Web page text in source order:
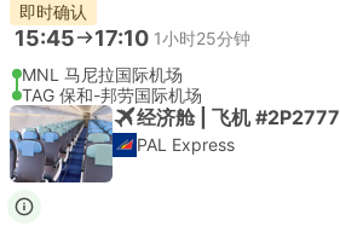
即时确认
15:45 17:10 1小时25分钟
MNL 马尼拉国际机场
TAG 保和-邦劳国际机场
经济舱 | 飞机 #2P2777
PAL Express